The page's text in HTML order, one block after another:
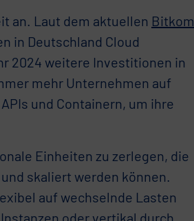
an. Laut dem aktuellen Bitkom
in Deutschland Cloud
2024 weitere Investitionen in
mehr Unternehmen auf
und Containern, um ihre
Einheiten zu zerlegen, die
skaliert werden können.
auf wechselnde Lasten
oder vertikal durch